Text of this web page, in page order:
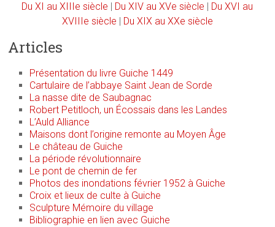
Du XI au XIIIe siècle Du XIV au XVe siècle
Du XVI au
XVIIIe siècle
Du XIX au XXe siècle
Articles
Présentation du livre Guiche 1449
Cartulaire de l’abbaye Saint Jean de Sorde
La nasse dite de Saubagnac
Robert Petitloch, un Écossais dans les Landes
L’Auld Alliance
Maisons dont l’origine remonte au Moyen Âge
Le château de Guiche
La période révolutionnaire
Le pont de chemin de fer
Photos des inondations février 1952 à Guiche
Croix et lieux de culte à Guiche
Sculpture Mémoire du village
Bibliographie en lien avec Guiche